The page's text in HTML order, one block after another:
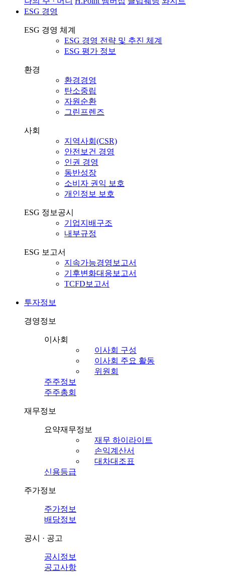
ESG 경영
ESG 경영 체계
ESG 경영 전략 및 추진 체계
ESG 평가 정보
환경
환경경영
탄소중립
자원순환
그린프렌즈
사회
지역사회(CSR)
안전보건 경영
인권 경영
동반성장
소비자 권익 보호
개인정보 보호
ESG 정보공시
기업지배구조
내부규정
ESG 보고서
지속가능경영보고서
기후변화대응보고서
TCFD보고서
투자정보
경영정보
이사회
이사회 구성
이사회 주요 활동
위원회
주주정보
주주총회
재무정보
요약재무정보
재무 하이라이트
손익계산서
대차대조표
신용등급
주가정보
주가정보
배당정보
공시 · 공고
공시정보
공고사항